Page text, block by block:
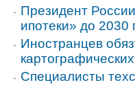
Президент
ипотеки» до 2030
Иностранцев
Специалисты